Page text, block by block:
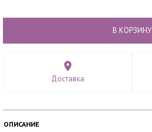
В КОРЗИНУ
Доставка
ОПИСАНИЕ